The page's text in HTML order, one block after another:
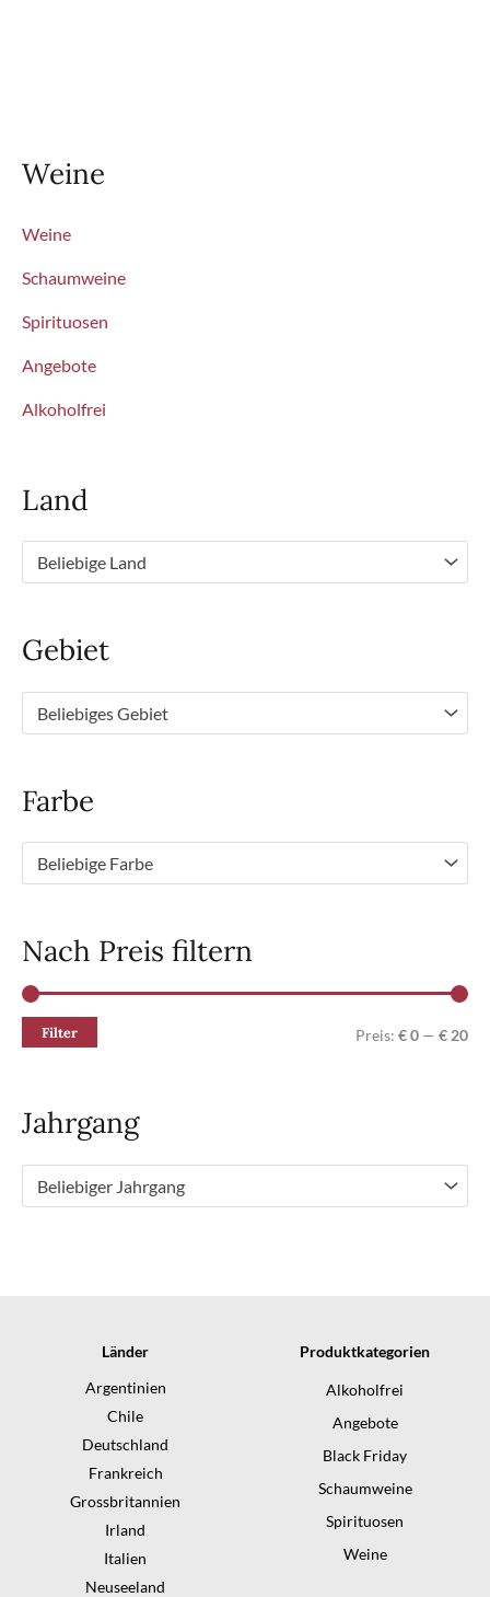
Weine
Weine
Schaumweine
Spirituosen
Angebote
Alkoholfrei
Land
Beliebige Land
Gebiet
Beliebiges Gebiet
Farbe
Beliebige Farbe
Nach Preis filtern
M
M
Filter Preis: € 0 — € 20
Jahrgang
Beliebiger Jahrgang
Länder
Argentinien
Chile
Deutschland
Frankreich
Grossbritannien
Irland
Italien
Neuseeland
Produktkategorien
Alkoholfrei
Angebote
Black Friday
Schaumweine
Spirituosen
Weine